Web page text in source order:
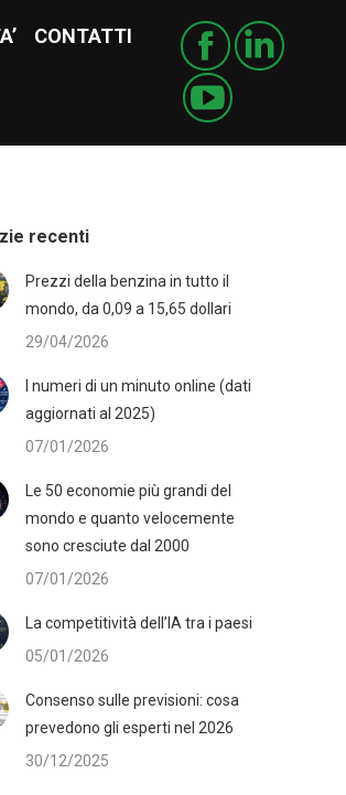
CONTATTI
recenti
Prezzi della benzina in tutto il
mondo, da 0,09 a 15,65 dollari
29/04/2026
I numeri di un minuto online (dati
aggiornati al 2025)
07/01/2026
Le 50 economie più grandi del
mondo e quanto velocemente
sono cresciute dal 2000
07/01/2026
La competitività dell’IA tra i paesi
05/01/2026
Consenso sulle previsioni: cosa
prevedono gli esperti nel 2026
30/12/2025
CONTATTI